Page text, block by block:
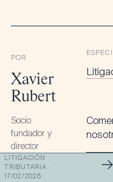
POR
Xavier
Rubert
Socio
fundador y
director
LITIGACIÓN
TRIBUTARIA ·
17/02/2026
→